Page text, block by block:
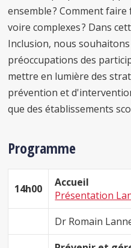
ensemble ? Comment
voire complexes ? Dans
Inclusion, nous
préoccupations des
mettre en lumière des
prévention et
que des établissements
Programme
14h00
Accueil
Présentation
Dr Romain